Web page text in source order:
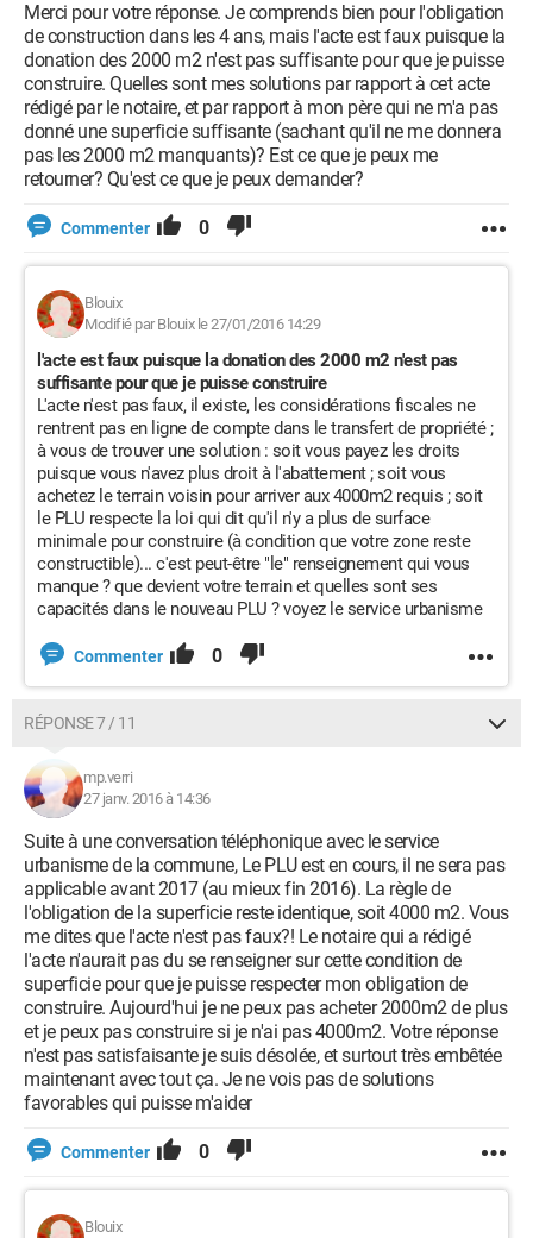
Merci pour votre réponse. Je comprends bien pour l'obligation
de construction dans les 4 ans, mais l'acte est faux puisque la
donation des 2000 m2 n'est pas suffisante pour que je puisse
construire. Quelles sont mes solutions par rapport à cet acte
rédigé par le notaire, et par rapport à mon père qui ne m'a pas
donné une superficie suffisante (sachant qu'il ne me donnera
pas les 2000 m2 manquants)? Est ce que je peux me
retourner? Qu'est ce que je peux demander?
Commenter 0
Blouix
Modifié par Blouix le 27/01/2016 14:29
l'acte est faux puisque la donation des 2000 m2 n'est pas
suffisante pour que je puisse construire
L'acte n'est pas faux, il existe, les considérations fiscales ne
rentrent pas en ligne de compte dans le transfert de propriété ;
à vous de trouver une solution : soit vous payez les droits
puisque vous n'avez plus droit à l'abattement ; soit vous
achetez le terrain voisin pour arriver aux 4000m2 requis ; soit
le PLU respecte la loi qui dit qu'il n'y a plus de surface
minimale pour construire (à condition que votre zone reste
constructible)... c'est peut-être "le" renseignement qui vous
manque ? que devient votre terrain et quelles sont ses
capacités dans le nouveau PLU ? voyez le service urbanisme
Commenter 0
RÉPONSE 7 / 11
mp.verri
27 janv. 2016 à 14:36
Suite à une conversation téléphonique avec le service
urbanisme de la commune, Le PLU est en cours, il ne sera pas
applicable avant 2017 (au mieux fin 2016). La règle de
l'obligation de la superficie reste identique, soit 4000 m2. Vous
me dites que l'acte n'est pas faux?! Le notaire qui a rédigé
l'acte n'aurait pas du se renseigner sur cette condition de
superficie pour que je puisse respecter mon obligation de
construire. Aujourd'hui je ne peux pas acheter 2000m2 de plus
et je peux pas construire si je n'ai pas 4000m2. Votre réponse
n'est pas satisfaisante je suis désolée, et surtout très embêtée
maintenant avec tout ça. Je ne vois pas de solutions
favorables qui puisse m'aider
Commenter 0
Blouix